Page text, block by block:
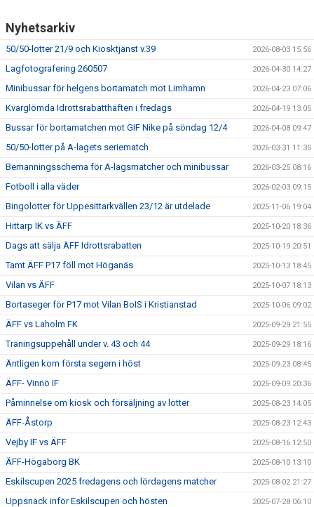
Nyhetsarkiv
50/50-lotter 21/9 och Kiosktjänst v.39 2026-08-03 15:56
Lagfotografering 260507 2026-04-30 14:27
Minibussar för helgens bortamatch mot Limhamn 2026-04-23 07:06
Kvarglömda Idrottsrabatthäften i fredags 2026-04-19 13:05
Bussar för bortamatchen mot GIF Nike på söndag 12/4 2026-04-08 09:47
50/50-lotter på A-lagets seriematch 2026-03-31 11:35
Bemanningsschema för A-lagsmatcher och minibussar 2026-03-25 08:16
Fotboll i alla väder 2026-02-03 09:15
Bingolotter för Uppesittarkvällen 23/12 är utdelade 2025-11-06 19:04
Hittarp IK vs ÄFF 2025-10-20 18:36
Dags att sälja ÄFF Idrottsrabatten 2025-10-19 20:51
Tamt ÄFF P17 föll mot Höganäs 2025-10-13 18:45
Vilan vs ÄFF 2025-10-07 18:13
Bortaseger för P17 mot Vilan BoIS i Kristianstad 2025-10-06 09:02
ÄFF vs Laholm FK 2025-09-29 21:55
Träningsuppehåll under v. 43 och 44 2025-09-29 18:16
Äntligen kom första segern i höst 2025-09-23 08:45
ÄFF- Vinnö IF 2025-09-09 20:36
Påminnelse om kiosk och försäljning av lotter 2025-08-23 14:05
ÄFF-Åstorp 2025-08-23 12:43
Vejby IF vs ÄFF 2025-08-16 12:50
ÄFF-Högaborg BK 2025-08-10 13:10
Eskilscupen 2025 fredagens och lördagens matcher 2025-08-02 21:27
Uppsnack inför Eskilscupen och hösten 2025-07-28 06:10